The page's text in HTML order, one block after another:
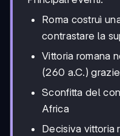
Roma costruì
contrastare la
Vittoria romana
(260 a.C.)
Sconfitta del
Africa
Decisiva vittoria